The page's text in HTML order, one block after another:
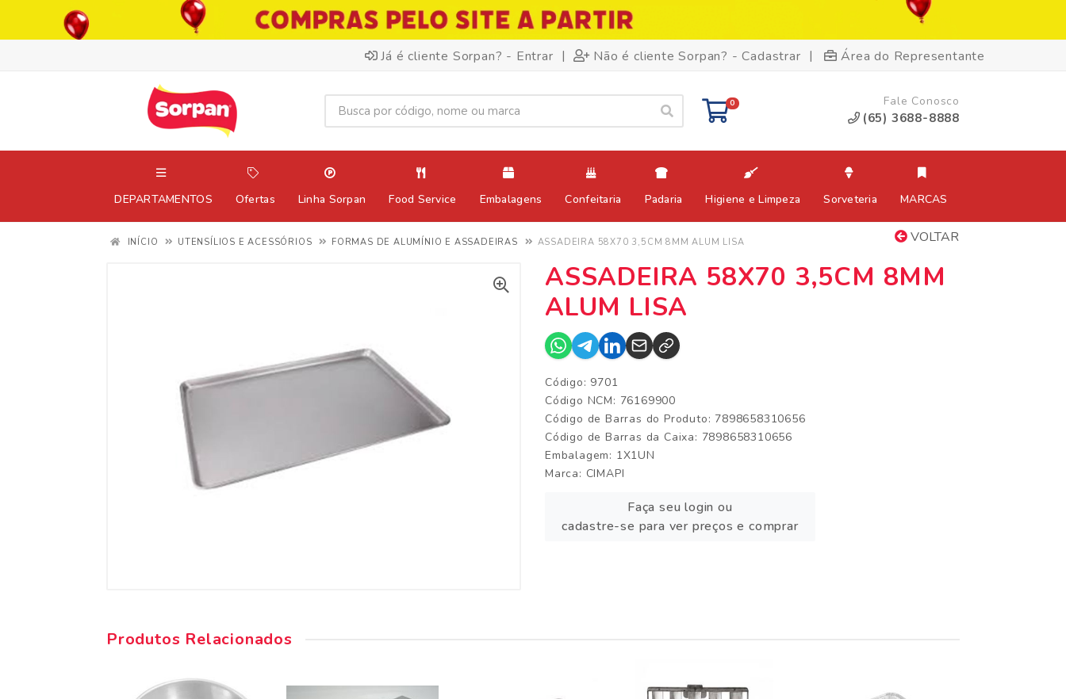
Já é cliente Sorpan? - Entrar | Não é cliente Sorpan? - Cadastrar | Área do Representante
0 Fale Conosco
(65) 3688-8888
DEPARTAMENTOS Ofertas Linha Sorpan Food Service Embalagens Confeitaria Padaria Higiene e Limpeza Sorveteria MARCAS
VOLTAR
INÍCIO UTENSÍLIOS E ACESSÓRIOS FORMAS DE ALUMÍNIO E ASSADEIRAS ASSADEIRA 58X70 3,5CM 8MM ALUM LISA
ASSADEIRA 58X70 3,5CM 8MM
ALUM LISA
Código: 9701
Código NCM: 76169900
Código de Barras do Produto: 7898658310656
Código de Barras da Caixa: 7898658310656
Embalagem: 1X1UN
Marca: CIMAPI
Faça seu login ou
cadastre-se para ver preços e comprar
Produtos Relacionados